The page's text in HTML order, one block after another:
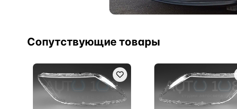
Сопутствующие товары